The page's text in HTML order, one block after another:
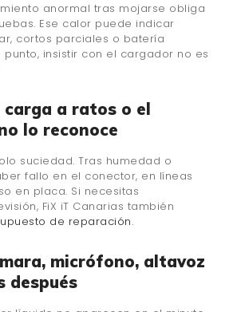
anormal tras mojarse obliga
Ese calor puede indicar
cortos parciales o batería
punto, insistir con el cargador no es
a ratos o el
lo reconoce
suciedad. Tras humedad o
fallo en el conector, en líneas
en placa. Si necesitas
FiX iT Canarias también
de reparación.
micrófono, altavoz
después